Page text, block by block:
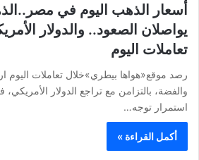
أسعار الذهب اليوم في
يواصلان الصعود.. والدولار
تعاملات اليوم
رصد موقع«هواها بيطري»خلال تعاملات اليوم
والفضة، بالتزامن مع تراجع الدولار
استمرار توجه…
أكمل القراءة »